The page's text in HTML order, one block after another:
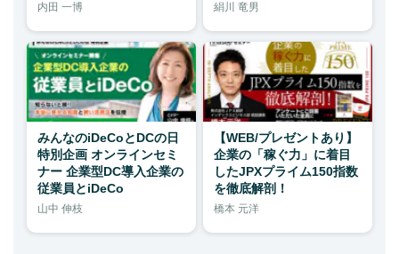
内田 一博 絹川 竜男
みんなのiDeCoとDCの日
特別企画 オンラインセミ
ナー 企業型DC導入企業の
従業員とiDeCo
山中 伸枝
【WEB/プレゼントあり】
企業の「稼ぐ力」に着目
したJPXプライム150指数
を徹底解剖！
橋本 元洋